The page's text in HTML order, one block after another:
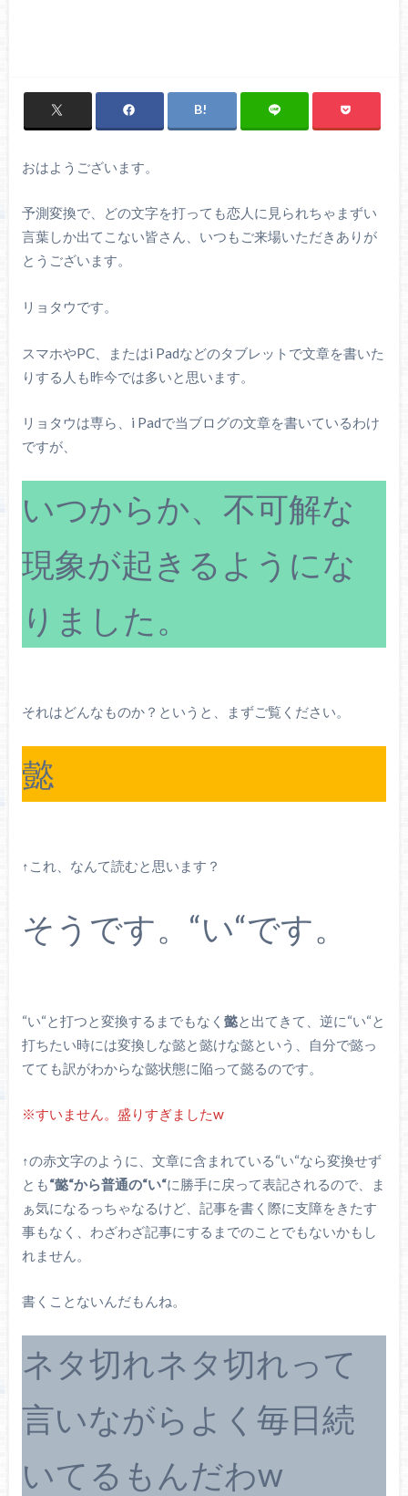
おはようございます。
予測変換で、どの文字を打っても恋人に見られちゃまずい
言葉しか出てこない皆さん、いつもご来場いただきありが
とうございます。
リョタウです。
スマホやPC、またはi Padなどのタブレットで文章を書いた
りする人も昨今では多いと思います。
リョタウは専ら、i Padで当ブログの文章を書いているわけ
ですが、
いつからか、不可解な
現象が起きるようにな
りました。
それはどんなものか？というと、まずご覧ください。
懿
↑これ、なんて読むと思います？
そうです。“い“です。
“い“と打つと変換するまでもなく 懿と出てきて、逆に“い“と
打ちたい時には変換しな懿と懿けな懿という、自分で懿っ
てても訳がわからな懿状態に陥って懿るのです。
※すいません。盛りすぎましたw
↑の赤文字のように、文章に含まれている“い“なら変換せず
とも“懿“から普通の“い“に勝手に戻って表記されるので、ま
ぁ気になるっちゃなるけど、記事を書く際に支障をきたす
事もなく、わざわざ記事にするまでのことでもないかもし
れません。
書くことないんだもんね。
ネタ切れネタ切れって
言いながらよく毎日続
いてるもんだわw